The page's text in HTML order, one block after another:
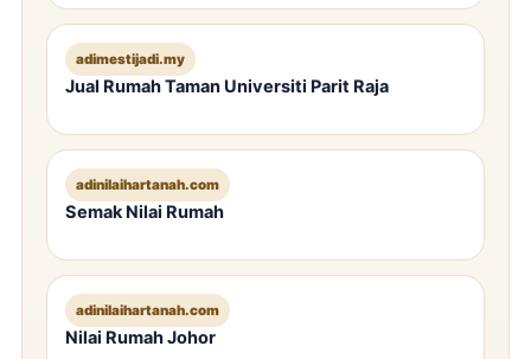
adimestijadi.my
Jual Rumah Taman Universiti Parit Raja
adinilaihartanah.com
Semak Nilai Rumah
adinilaihartanah.com
Nilai Rumah Johor